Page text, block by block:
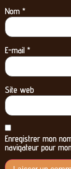
Nom *
E-mail *
Site web
Enregistrer mon
navigateur pour